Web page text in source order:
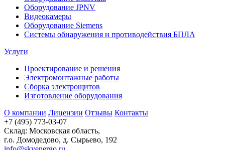
Оборудование JPNV
Видеокамеры
Оборудование Siemens
Системы обнаружения и противодействия БПЛА
Услуги
Проектирование и решения
Электромонтажные работы
Сборка электрощитов
Изготовление оборудования
О компании Лицензии Отзывы Контакты
+7 (495) 773-03-07
Склад: Московская область,
г.о. Домодедово, д. Сырьево, 192